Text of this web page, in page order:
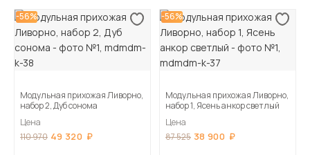
-56%
Модульная прихожая Ливорно,
набор 2, Дуб сонома
Цена
110 970 49 320
-56%
Модульная прихожая Ливорно,
набор 1, Ясень анкор светлый
Цена
87 525 38 900